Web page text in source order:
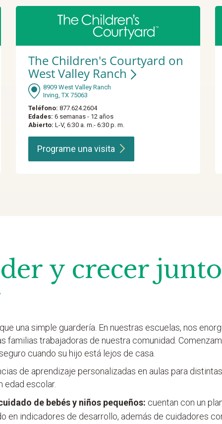
The Children's Courtyard on
West Valley Ranch
8909 West Valley Ranch
Irving, TX 75063
Teléfono: 877.624.2604
Edades: 6 semanas - 12 años
Abierto: L-V, 6:30 a. m.- 6:30 p. m.
Programe unavisita
y crecer
una simple guardería. En nuestras escuelas, nos
familias trabajadoras de nuestra comunidad.
cuando su hijo está lejos de casa.
de aprendizaje personalizadas en aulas para
edad escolar.
de bebés y niños pequeños: cuentan con un
en indicadores de desarrollo, además de cuidadores